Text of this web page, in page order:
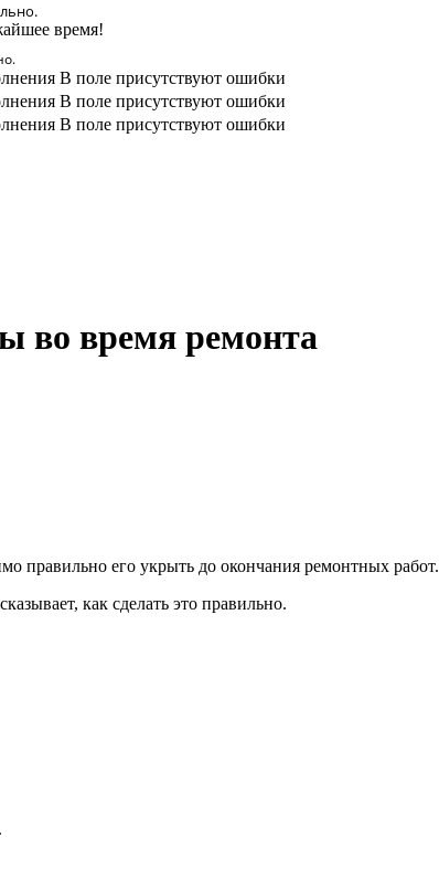
время!
В поле присутствуют ошибки
В поле присутствуют ошибки
В поле присутствуют ошибки
во время ремонта
правильно его укрыть до окончания ремонтных работ.
как сделать это правильно.